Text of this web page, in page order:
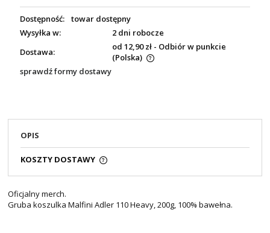
Dostępność:
towar dostępny
Wysyłka w:
2 dni robocze
Dostawa:
od 12,90 zł - Odbiór w punkcie
(Polska)
sprawdź formy dostawy
OPIS
KOSZTY DOSTAWY
Oficjalny merch.
Gruba koszulka Malfini Adler 110 Heavy, 200g, 100% bawełna.